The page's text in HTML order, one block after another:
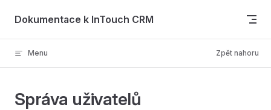
Skip to content
Dokumentace k InTouch CRM
Menu Zpět nahoru
Správa uživatelů